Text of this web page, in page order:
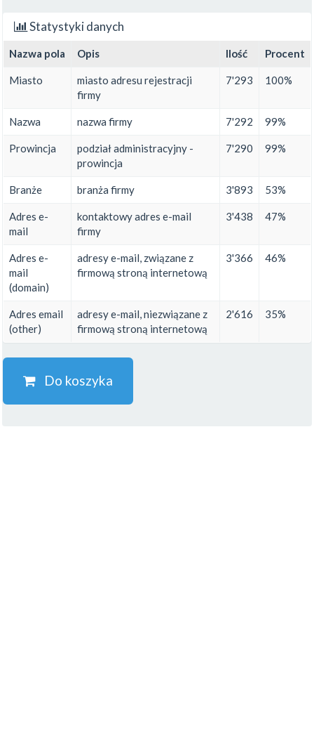
Statystyki danych
Nazwa pola Opis Ilość Procent
Miasto
miasto adresu rejestracji
firmy
7'293 100%
Nazwa nazwa firmy 7'292 99%
Prowincja
podział administracyjny -
prowincja
7'290 99%
Branże branża firmy 3'893 53%
Adres e-
mail
kontaktowy adres e-mail
firmy
3'438 47%
Adres e-
mail
(domain)
adresy e-mail, związane z
firmową stroną internetową
3'366 46%
Adres email
(other)
adresy e-mail, niezwiązane z
firmową stroną internetową
2'616 35%
Do koszyka